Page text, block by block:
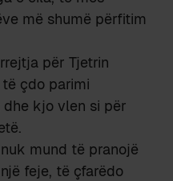
më shumë përfitim
për Tjetrin
çdo parimi
dhe kjo vlen si për
mund të pranojë
feje, të çfarëdo